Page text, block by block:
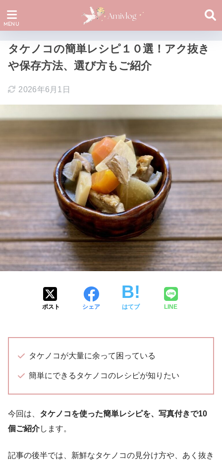
タケノコの簡単レシピ１０選！アク抜き
や保存方法、選び方もご紹介
2026年6月1日
ポスト シェア はてブ LINE
タケノコが大量に余って困っている
簡単にできるタケノコのレシピが知りたい
今回は、 タケノコを使った簡単レシピを、写真付きで10
個ご紹介します。
記事の後半では、新鮮なタケノコの見分け方や、あく抜き